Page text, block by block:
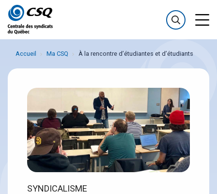
Passer
au
menu
Passer
au
contenu
Accueil Ma CSQ À la rencontre d’étudiantes et d’étudiants
SYNDICALISME